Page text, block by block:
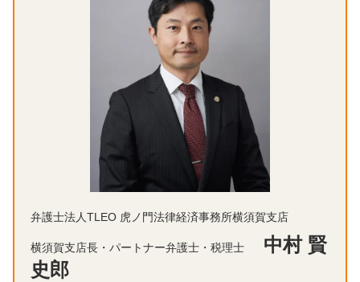
弁護士法人TLEO 虎ノ門法律経済事務所横須賀支店
横須賀支店長・パートナー弁護士・税理士
中村 賢
史郎